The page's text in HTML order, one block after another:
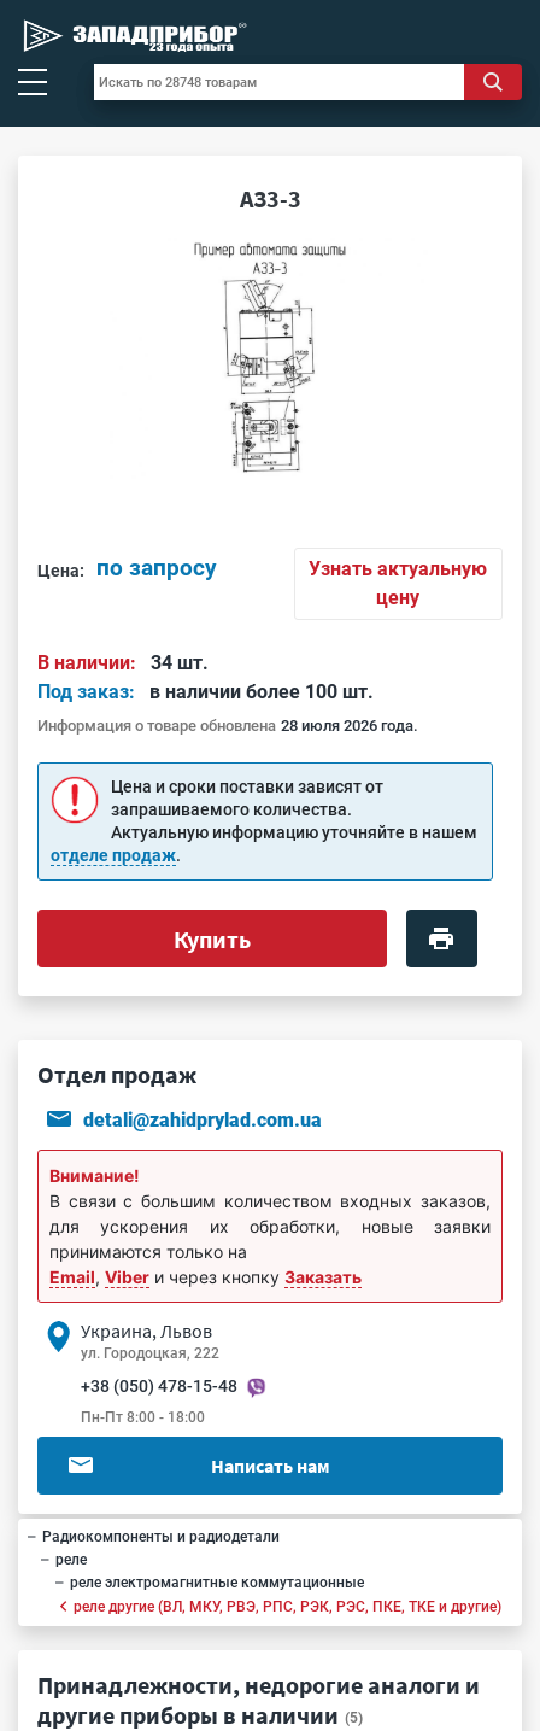
АЗ3-3
Цена: по запросу
Узнать актуальную
цену
В наличии:
34 шт.
Под заказ:
в наличии более 100 шт.
Информация о товаре обновлена 28 июля 2026 года.
Цена и сроки поставки зависят от
запрашиваемого количества.
Актуальную информацию уточняйте в нашем
отделе продаж.
Купить
Отдел продаж
detali@zahidprylad.com.ua
Внимание!
В связи с большим количеством входных заказов,
для ускорения их обработки, новые заявки
принимаются только на
Email, Viber и через кнопку Заказать
Украина, Львов
ул. Городоцкая, 222
+38 (050) 478-15-48
Пн-Пт 8:00 - 18:00
Написать нам
Радиокомпоненты и радиодетали
реле
реле электромагнитные коммутационные
реле другие (ВЛ, МКУ, РВЭ, РПС, РЭК, РЭС, ПКЕ, ТКЕ и другие)
Принадлежности, недорогие аналоги и
другие приборы в наличии (5)